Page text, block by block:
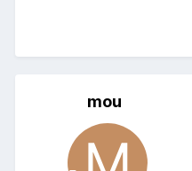
mou